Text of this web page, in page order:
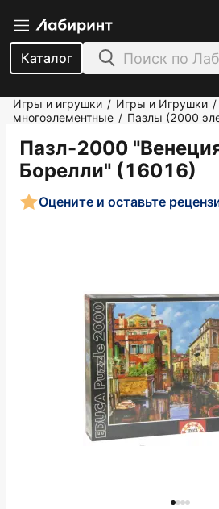
Каталог
Игры и игрушки / Игры и Игрушки /
многоэлементные / Пазлы (2000
Пазл-2000
Борелли" (16016)
Оцените и оставьте